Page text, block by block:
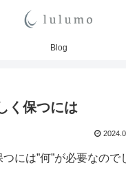
Blog
く保つには
には”何”が必要なので